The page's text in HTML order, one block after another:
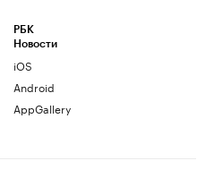
РБК
Новости
iOS
Android
AppGallery